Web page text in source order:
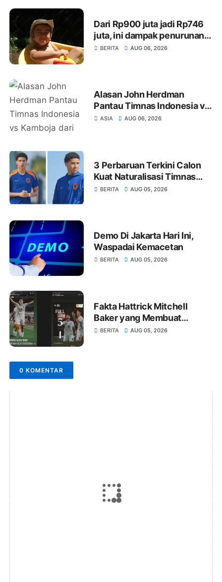
Dari Rp900 juta jadi Rp746
juta, ini dampak penurunan
anggaran Paskibraka
BERITA AUG 06, 2026
Alasan John Herdman
Pantau Timnas Indonesia vs
Kamboja dari Tribune: Cetak
ASIA AUG 06, 2026
3 Perbaruan Terkini Calon
Kuat Naturalisasi Timnas
Indonesia: Grade EPL,
BERITA AUG 05, 2026
Demo Di Jakarta Hari Ini,
Waspadai Kemacetan
BERITA AUG 05, 2026
Fakta Hattrick Mitchell
Baker yang Membuat
Maarten Paes dan Jay Idzes
BERITA AUG 05, 2026
0 KOMENTAR